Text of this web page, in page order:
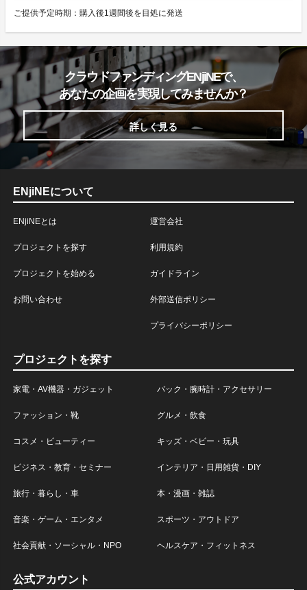
ご提供予定時期：購入後1週間後を目処に発送
クラウドファンディングENjiNEで、
あなたの企画を実現してみませんか？
詳しく見る
ENjiNEについて
ENjiNEとは
プロジェクトを探す
プロジェクトを始める
お問い合わせ
運営会社
利用規約
ガイドライン
外部送信ポリシー
プライバシーポリシー
プロジェクトを探す
家電・AV機器・ガジェット バック・腕時計・アクセサリー
ファッション・靴 グルメ・飲食
コスメ・ビューティー キッズ・ベビー・玩具
ビジネス・教育・セミナー インテリア・日用雑貨・DIY
旅行・暮らし・車 本・漫画・雑誌
音楽・ゲーム・エンタメ スポーツ・アウトドア
社会貢献・ソーシャル・NPO ヘルスケア・フィットネス
公式アカウント